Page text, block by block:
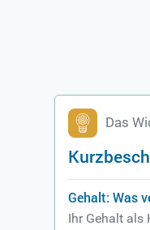
Das
Gehalt: Was
Ihr Gehalt als